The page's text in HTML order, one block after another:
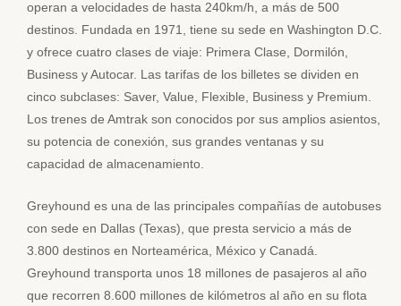
operan a velocidades de hasta 240km/h, a más de 500
destinos. Fundada en 1971, tiene su sede en Washington D.C.
y ofrece cuatro clases de viaje: Primera Clase, Dormilón,
Business y Autocar. Las tarifas de los billetes se dividen en
cinco subclases: Saver, Value, Flexible, Business y Premium.
Los trenes de Amtrak son conocidos por sus amplios asientos,
su potencia de conexión, sus grandes ventanas y su
capacidad de almacenamiento.
Greyhound es una de las principales compañías de autobuses
con sede en Dallas (Texas), que presta servicio a más de
3.800 destinos en Norteamérica, México y Canadá.
Greyhound transporta unos 18 millones de pasajeros al año
que recorren 8.600 millones de kilómetros al año en su flota